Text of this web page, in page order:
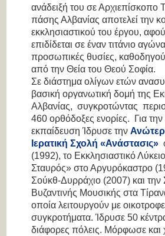
ανάδειξή του σε Αρχιεπίσκοπο
πάσης Αλβανίας αποτελεί την
εκκλησιαστικού του έργου, αφού
επιδίδεται σε έναν τιτάνιο
προσωπικές θυσίες,
από την Θεία του Θεού Σοφία.
Σε διάστημα ολίγων ετών
βασική οργανωτική δομή της
Αλβανίας, συγκροτώντας
460 ορθόδοξες ενορίες. Για την
εκπαίδευση Ίδρυσε την
Ιερατική Σχολή «Ανάστασις»
(1992), το Εκκλησιαστικό
Σταυρός» στο Αργυρόκαστρο
Σούκθ-Δυρράχιο (2007) και την
Βυζαντινής Μουσικής στα
οποία λειτουργούν με
συγκροτήματα. Ίδρυσε 50
διάφορες πόλεις. Μόρφωσε και